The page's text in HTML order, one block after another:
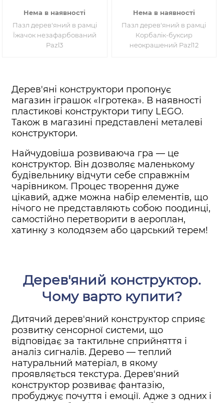
Нема в наявності
Пазл дерев'яний в рамці
Їжачок незафарбований
Pazl3
Нема в наявності
Пазл дерев'яний в рамці
Корбалік-буксир
неокрашений Pazl12
Дерев'яні конструктори пропонує
магазин іграшок «Ігротека». В наявності
пластикові конструктори типу LEGO.
Також в магазині представлені металеві
конструктори.
Найчудовіша розвиваюча гра — це
конструктор. Він дозволяє маленькому
будівельнику відчути себе справжнім
чарівником. Процес творення дуже
цікавий, адже можна набір елементів, що
нічого не представляють собою поодинці,
самостійно перетворити в аероплан,
хатинку з колодязем або царський терем!
Дерев'яний конструктор.
Чому варто купити?
Дитячий дерев'яний конструктор сприяє
розвитку сенсорної системи, що
відповідає за тактильне сприйняття і
аналіз сигналів. Дерево — теплий
натуральний матеріал, в якому
проявляється текстура. Дерев'яний
конструктор розвиває фантазію,
пробуджує почуття і емоції. Адже з одних і